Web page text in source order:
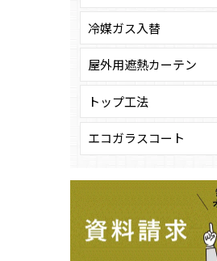
冷媒ガス入替
屋外用遮熱カーテン
トップ工法
エコガラスコート